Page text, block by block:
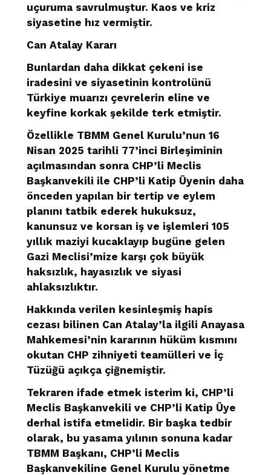
uçuruma savrulmuştur. Kaos ve kriz
siyasetine hız vermiştir.
Can Atalay Kararı
Bunlardan daha dikkat çekeni ise
iradesini ve siyasetinin kontrolünü
Türkiye muarızı çevrelerin eline ve
keyfine korkak şekilde terk etmiştir.
Özellikle TBMM Genel Kurulu’nun 16
Nisan 2025 tarihli 77’inci Birleşiminin
açılmasından sonra CHP’li Meclis
Başkanvekili ile CHP’li Katip Üyenin daha
önceden yapılan bir tertip ve eylem
planını tatbik ederek hukuksuz,
kanunsuz ve korsan iş ve işlemleri 105
yıllık maziyi kucaklayıp bugüne gelen
Gazi Meclisi’mize karşı çok büyük
haksızlık, hayasızlık ve siyasi
ahlaksızlıktır.
Hakkında verilen kesinleşmiş hapis
cezası bilinen Can Atalay’la ilgili Anayasa
Mahkemesi’nin kararının hüküm kısmını
okutan CHP zihniyeti teamülleri ve İç
Tüzüğü açıkça çiğnemiştir.
Tekraren ifade etmek isterim ki, CHP’li
Meclis Başkanvekili ve CHP’li Katip Üye
derhal istifa etmelidir. Bir başka tedbir
olarak, bu yasama yılının sonuna kadar
TBMM Başkanı, CHP’li Meclis
Başkanvekiline Genel Kurulu yönetme